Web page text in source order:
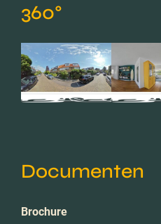
360°
Documenten
Brochure